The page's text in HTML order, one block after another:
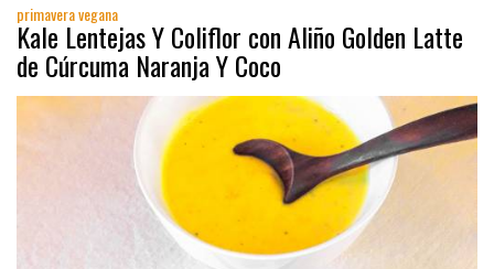
primavera vegana
Kale Lentejas Y Coliflor con Aliño Golden Latte
de Cúrcuma Naranja Y Coco